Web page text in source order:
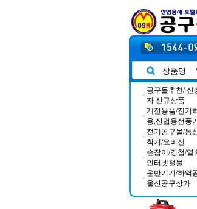
공구몰추천/ 신
자 신규상품
계절용품/전기
용,산업용선풍기
전기공구몰/통
착기/요비선
손잡이/경첩/열
인터넷철물
운반기기/하역
울산공구상가